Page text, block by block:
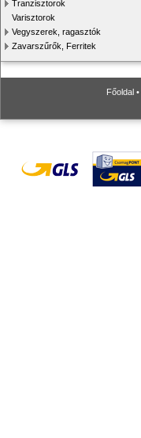
Tranzisztorok
Varisztorok
Vegyszerek, ragasztók
Zavarszűrők, Ferritek
Főoldal •